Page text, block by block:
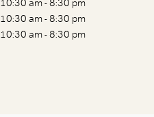
10:30 am - 8:30 pm
10:30 am - 8:30 pm
10:30 am - 8:30 pm